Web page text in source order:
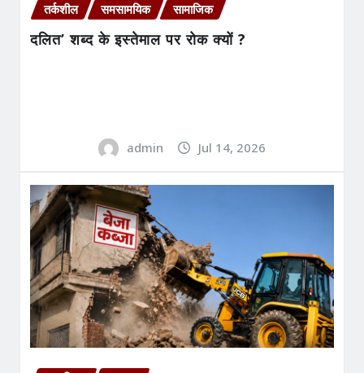
तर्कशील समसामयिक सामाजिक
दलित’ शब्द के इस्तेमाल पर रोक क्यों ?
admin Jul 14, 2026